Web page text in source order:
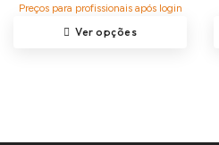
Preços para profissionais após login
Ver opções